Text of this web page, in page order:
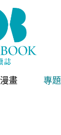
漫畫 專題